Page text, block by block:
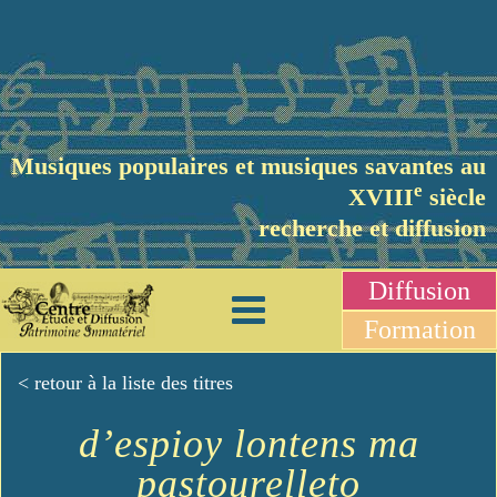
Musiques populaires et musiques savantes au
XVIIIe siècle
recherche et diffusion
Diffusion
Formation
< retour à la liste des titres
d’espioy lontens ma
pastourelleto